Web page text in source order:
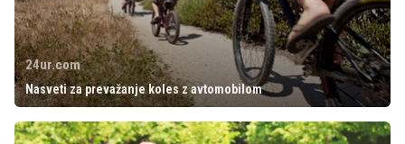
24ur.com
Nasveti za prevažanje koles z avtomobilom